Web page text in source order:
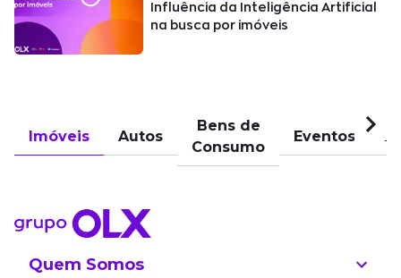
Influência da Inteligência Artificial
na busca por imóveis
Imóveis Autos
Bens de
Consumo
Eventos
Quem Somos